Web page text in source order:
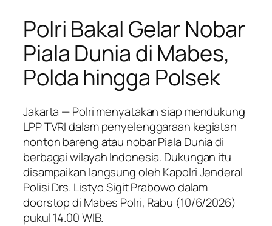
Polri Bakal Gelar Nobar
Piala Dunia di Mabes,
Polda hingga Polsek
Jakarta — Polri menyatakan siap mendukung
LPP TVRI dalam penyelenggaraan kegiatan
nonton bareng atau nobar Piala Dunia di
berbagai wilayah Indonesia. Dukungan itu
disampaikan langsung oleh Kapolri Jenderal
Polisi Drs. Listyo Sigit Prabowo dalam
doorstop di Mabes Polri, Rabu (10/6/2026)
pukul 14.00 WIB.